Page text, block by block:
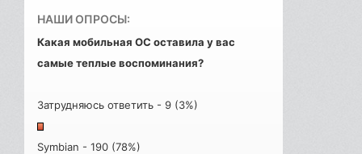
НАШИ ОПРОСЫ:
Какая мобильная ОС оставила у вас
самые теплые воспоминания?
Затрудняюсь ответить - 9 (3%)
Symbian - 190 (78%)